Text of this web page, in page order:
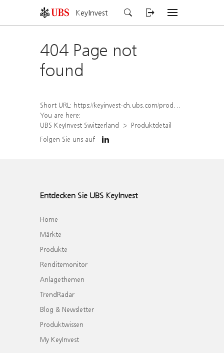
KeyInvest
404 Page not
found
Short URL: https://keyinvest-ch.ubs.com/produkt/detail/index/isin/CH1580907405
You are here:
UBS KeyInvest Switzerland
Produktdetail
Folgen Sie uns auf
Entdecken Sie UBS KeyInvest
Home
Märkte
Produkte
Renditemonitor
Anlagethemen
TrendRadar
Blog & Newsletter
Produktwissen
My KeyInvest